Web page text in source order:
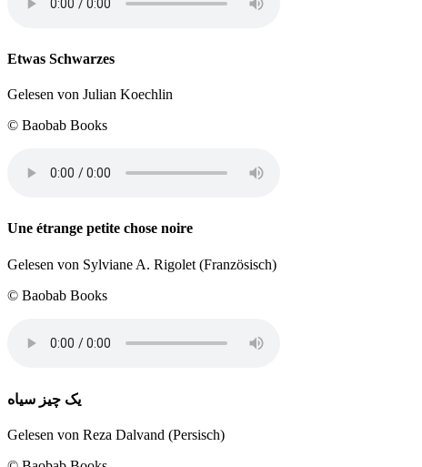
Etwas Schwarzes
Gelesen von Julian Koechlin
© Baobab Books
Une étrange petite chose noire
Gelesen von Sylviane A. Rigolet (Französisch)
© Baobab Books
یک چیز سیاه
Gelesen von Reza Dalvand (Persisch)